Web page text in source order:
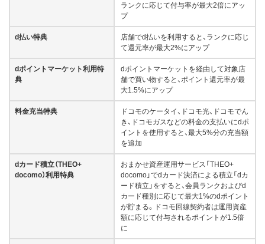
ランクに応じて付与率が最大2倍にアッ
プ
d払い特典
店舗でd払いを利用すると、ランクに応じ
て還元率が最大2%にアップ
dポイントマーケット利用特
典
dポイントマーケットを経由して対象店
舗で買い物すると、ポイント還元率が最
大1.5%にアップ
料金充当特典
ドコモのケータイ、ドコモ光、ドコモでん
き、ドコモガスなどの料金の支払いにdポ
イントを使用すると、最大5%分の充当額
を追加
dカード積立（THEO+
docomo）利用特典
おまかせ資産運用サービス「THEO+
docomo」でdカード決済による積立「dカ
ード積立」をすると、会員ランクおよびd
カード種別に応じて最大1%のdポイント
が貯まる。ドコモ回線契約者は運用資産
額に応じて付与されるポイントが1.5倍
に